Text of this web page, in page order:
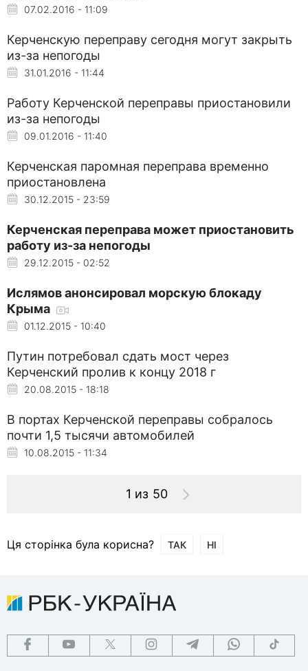
07.02.2016 - 11:09
Керченскую переправу сегодня могут закрыть
из-за непогоды
31.01.2016 - 11:44
Работу Керченской переправы приостановили
из-за непогоды
09.01.2016 - 11:40
Керченская паромная переправа временно
приостановлена
30.12.2015 - 23:59
Керченская переправа может приостановить
работу из-за непогоды
29.12.2015 - 02:52
Ислямов анонсировал морскую блокаду
Крыма
01.12.2015 - 10:40
Путин потребовал сдать мост через
Керченский пролив к концу 2018 г
20.08.2015 - 18:18
В портах Керченской переправы собралось
почти 1,5 тысячи автомобилей
10.08.2015 - 11:34
1 из 50
Ця сторінка була корисна? ТАК НІ